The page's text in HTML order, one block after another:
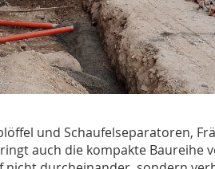
und Schaufelseparatoren,
auch die kompakte Baureihe